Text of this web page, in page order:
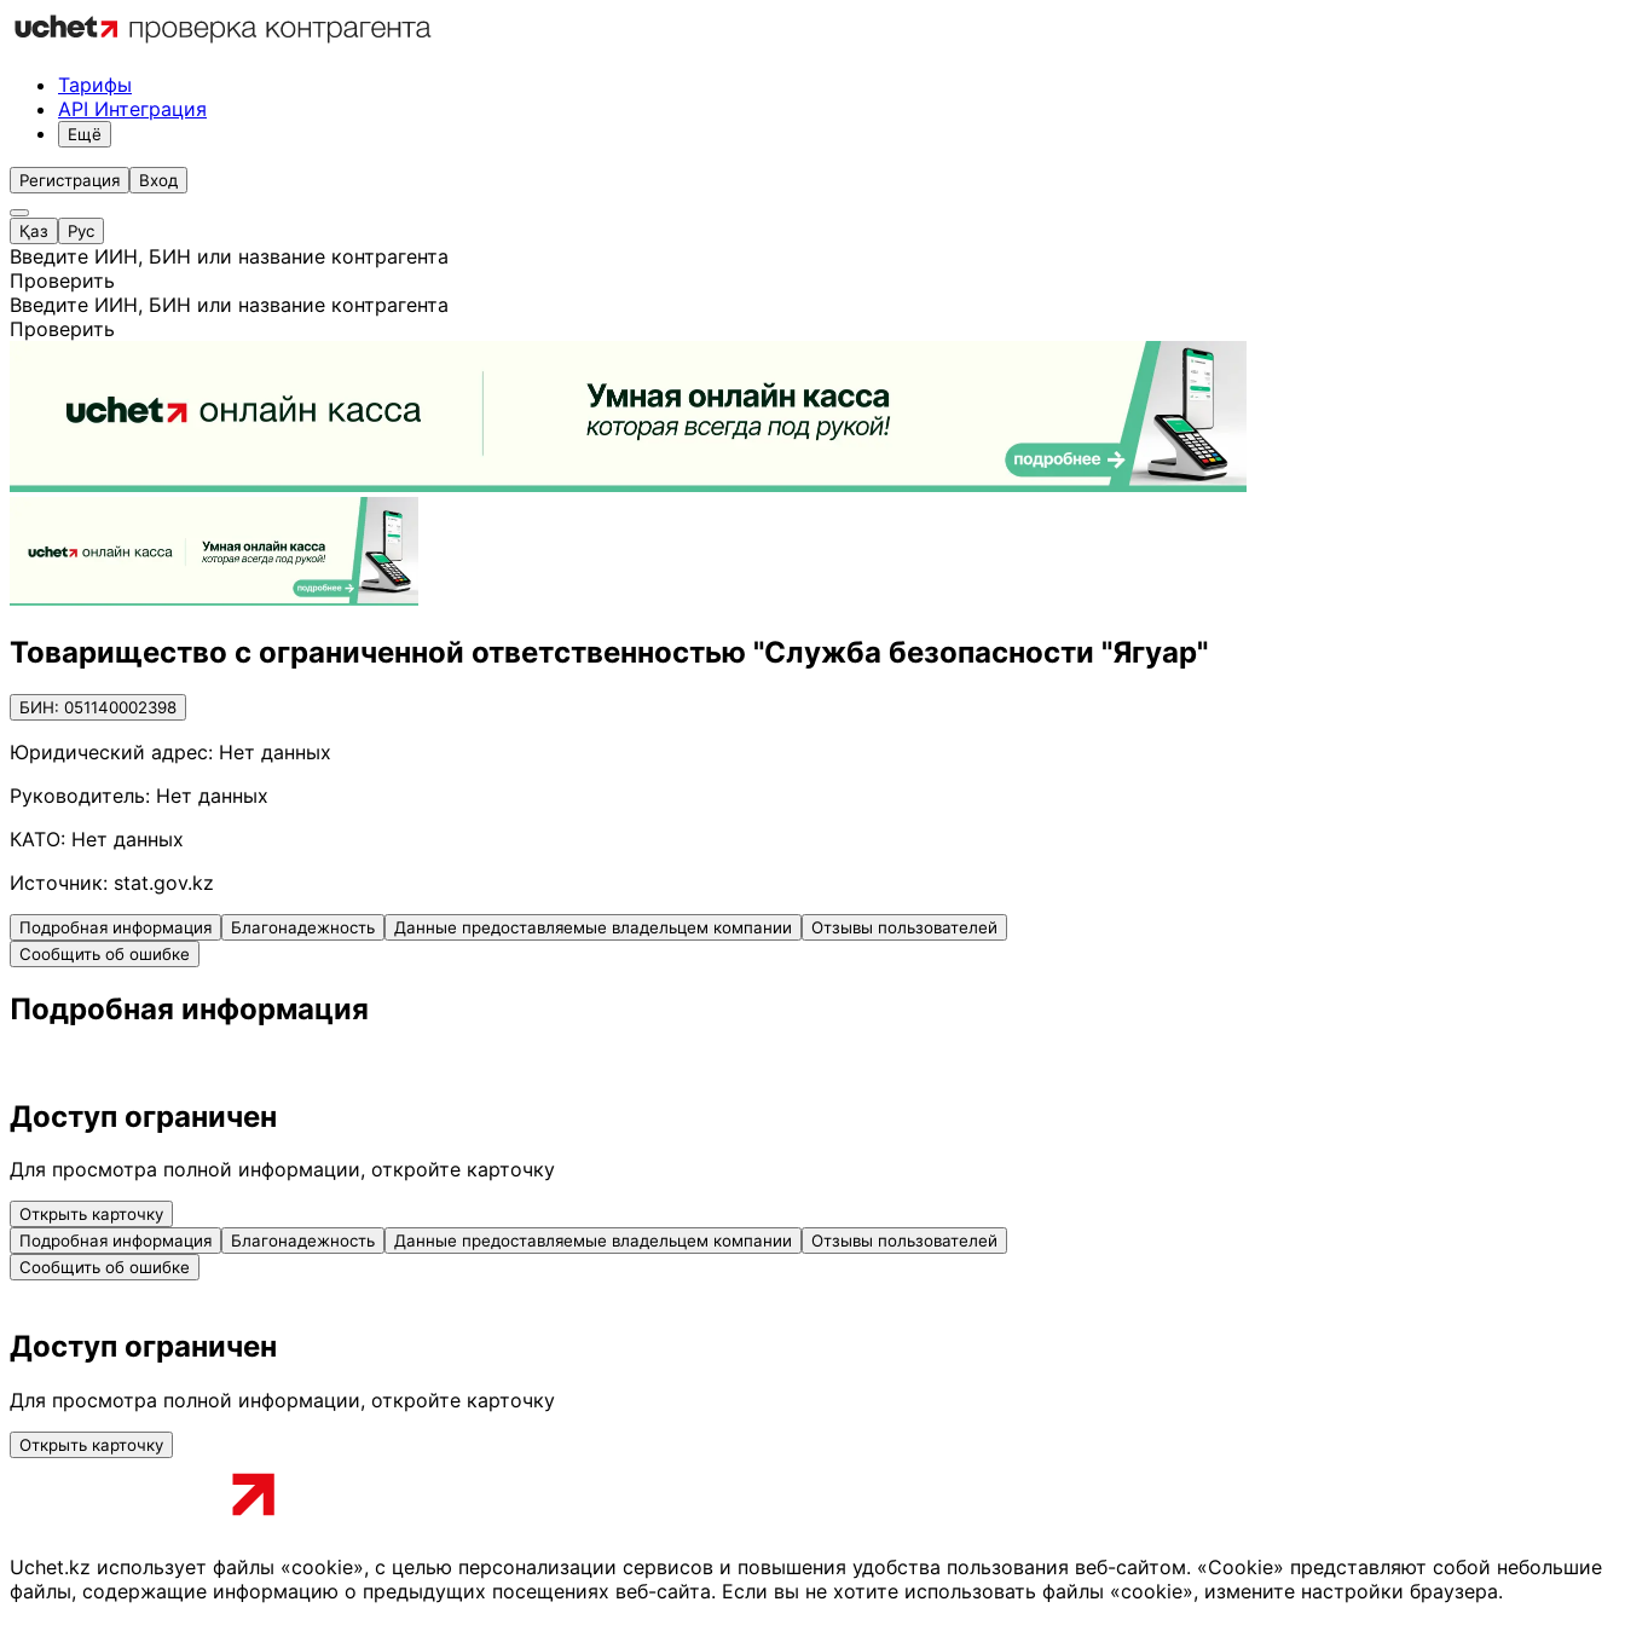
Тарифы
API Интеграция
Ещё
Регистрация Вход
Қаз Рус
Введите ИИН, БИН или название контрагента
Проверить
Введите ИИН, БИН или название контрагента
Проверить
Товарищество с ограниченной ответственностью "Служба безопасности "Ягуар"
БИН: 051140002398
Юридический адрес: Нет данных
Руководитель: Нет данных
КАТО: Нет данных
Источник: stat.gov.kz
Подробная информация Благонадежность Данные предоставляемые владельцем компании
Отзывы пользователей
Сообщить об ошибке
Подробная информация
Доступ ограничен
Для просмотра полной информации, откройте карточку
Открыть карточку
Подробная информация
Благонадежность Данные предоставляемые владельцем компании
Отзывы пользователей
Сообщить об ошибке
Доступ ограничен
Для просмотра полной информации, откройте карточку
Открыть карточку
Uchet.kz использует файлы «cookie», с целью персонализации сервисов и повышения удобства пользования веб-сайтом. «Cookie» представляют собой небольшие
файлы, содержащие информацию о предыдущих посещениях веб-сайта. Если вы не хотите использовать файлы «cookie», измените настройки браузера.